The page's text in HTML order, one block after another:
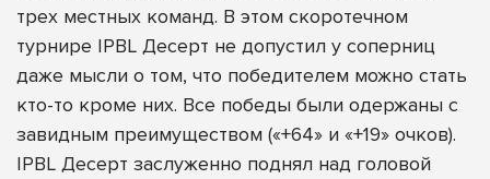
трех местных команд. В этом скоротечном
турнире IPBL Десерт не допустил у соперниц
даже мысли о том, что победителем можно стать
кто-то кроме них. Все победы были одержаны с
завидным преимуществом («+64» и «+19» очков).
IPBL Десерт заслуженно поднял над головой